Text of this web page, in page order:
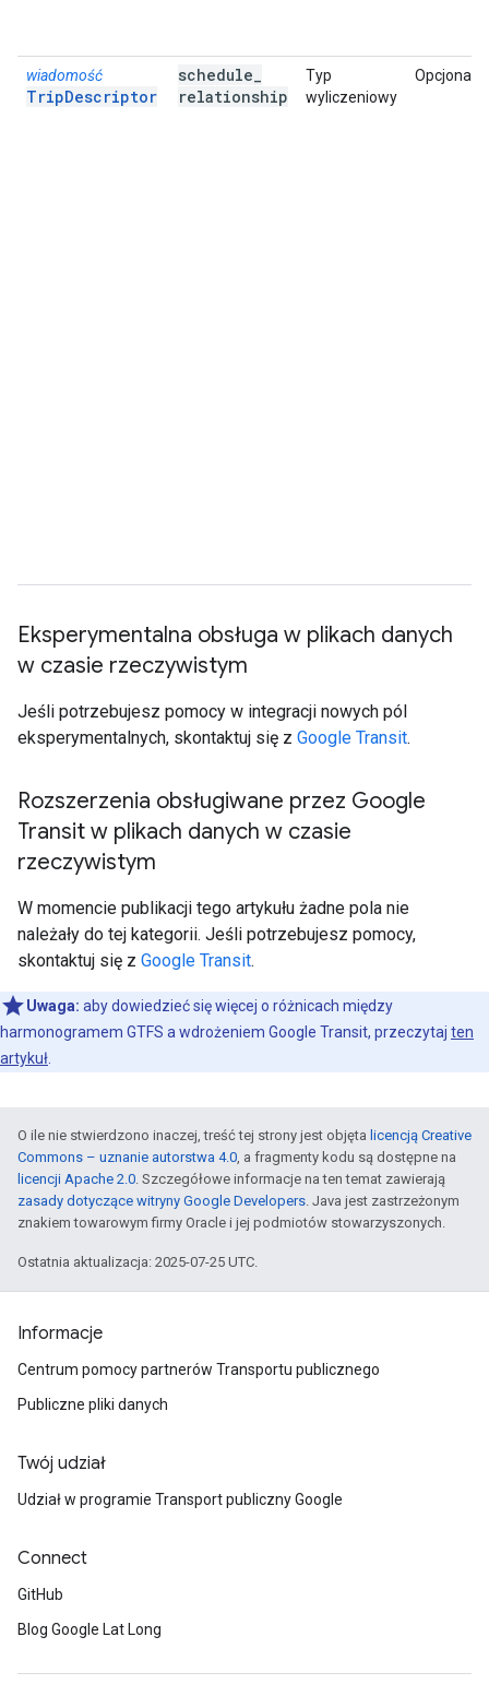
wiadomość
TripDescriptor
schedule
relationship
Typ
wyliczeniowy
Eksperymentalna obsługa w plikach danych
w czasie rzeczywistym
Jeśli potrzebujesz pomocy w integracji nowych pól
eksperymentalnych, skontaktuj się z Google Transit.
Rozszerzenia obsługiwane przez Google
Transit w plikach danych w czasie
rzeczywistym
W momencie publikacji tego artykułu żadne pola nie
należały do tej kategorii. Jeśli potrzebujesz pomocy,
skontaktuj się z Google Transit.
Uwaga: aby dowiedzieć się więcej o różnicach między
harmonogramem GTFS a wdrożeniem Google Transit, przeczytaj ten
artykuł
O ile nie stwierdzono inaczej, treść tej strony jest objęta licencją Creative
Commons – uznanie autorstwa 4.0, a fragmenty kodu są dostępne na
licencji Apache 2.0. Szczegółowe informacje na ten temat zawierają
zasady dotyczące witryny Google Developers. Java jest zastrzeżonym
znakiem towarowym firmy Oracle i jej podmiotów stowarzyszonych.
Ostatnia aktualizacja: 2025-07-25 UTC.
Informacje
Centrum pomocy partnerów Transportu publicznego
Publiczne pliki danych
Twój udział
Udział w programie Transport publiczny Google
Connect
GitHub
Blog Google Lat Long